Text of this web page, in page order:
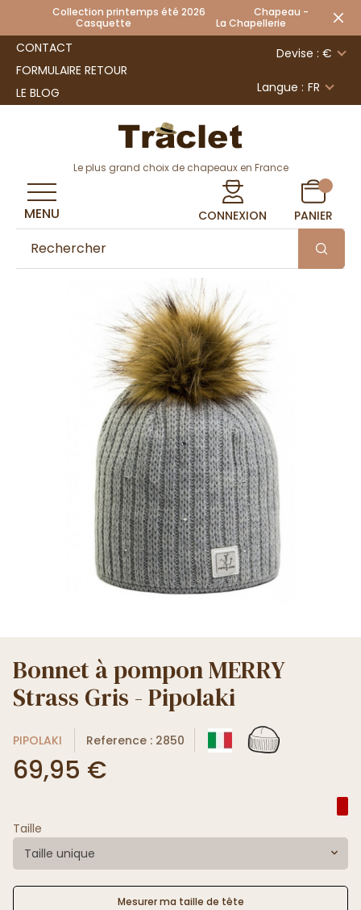
Collection printemps été 2026 Chapeau -
Casquette La Chapellerie
CONTACT
FORMULAIRE RETOUR
LE BLOG
Devise : €
Langue : FR
Le plus grand choix de chapeaux en France
CONNEXION PANIER
MENU
Bonnet à pompon MERRY
Strass Gris - Pipolaki
PIPOLAKI Reference : 2850
69,95 €
Taille
Taille unique
Mesurer ma taille de tête